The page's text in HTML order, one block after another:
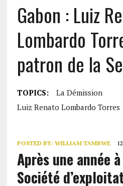
Gabon : Luiz
Lombardo
patron de la
TOPICS:
La Démission
Luiz Renato Lombardo Torres
POSTED BY: WILLIAM TAMBWE
Après une année
Société